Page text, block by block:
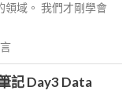
域。 我們才剛學會
記 Day3 Data